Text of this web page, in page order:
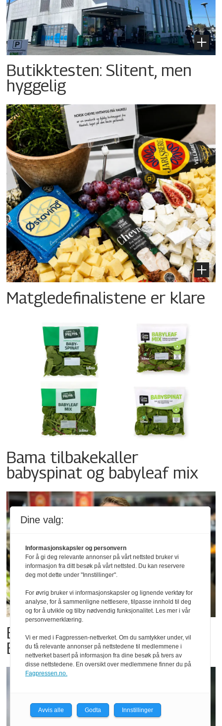
Butikktesten: Slitent, men
hyggelig
Matgledefinalistene er klare
Bama tilbakekaller
babyspinat og babyleaf mix
Billigbonanza da Norge slo
Elfenbenkysten
Dine valg:
Informasjonskapsler og personvern
For å gi deg relevante annonser på vårt nettsted bruker vi
informasjon fra ditt besøk på vårt nettsted. Du kan reservere
deg mot dette under "Innstillinger".
For øvrig bruker vi informasjonskapsler og lignende verktøy for
analyse, for å sammenligne nettlesere, tilpasse innhold til deg
og for å utvikle og tilby nødvendig funksjonalitet. Les mer i vår
personvernerklæring.
Vi er med i Fagpressen-nettverket. Om du samtykker under, vil
du få relevante annonser på nettstedene til medlemmene i
nettverket basert på informasjon fra dine besøk på tvers av
disse nettstedene. En oversikt over medlemmene finner du på
Fagpressen.no.
Avvis alle Godta Innstillinger